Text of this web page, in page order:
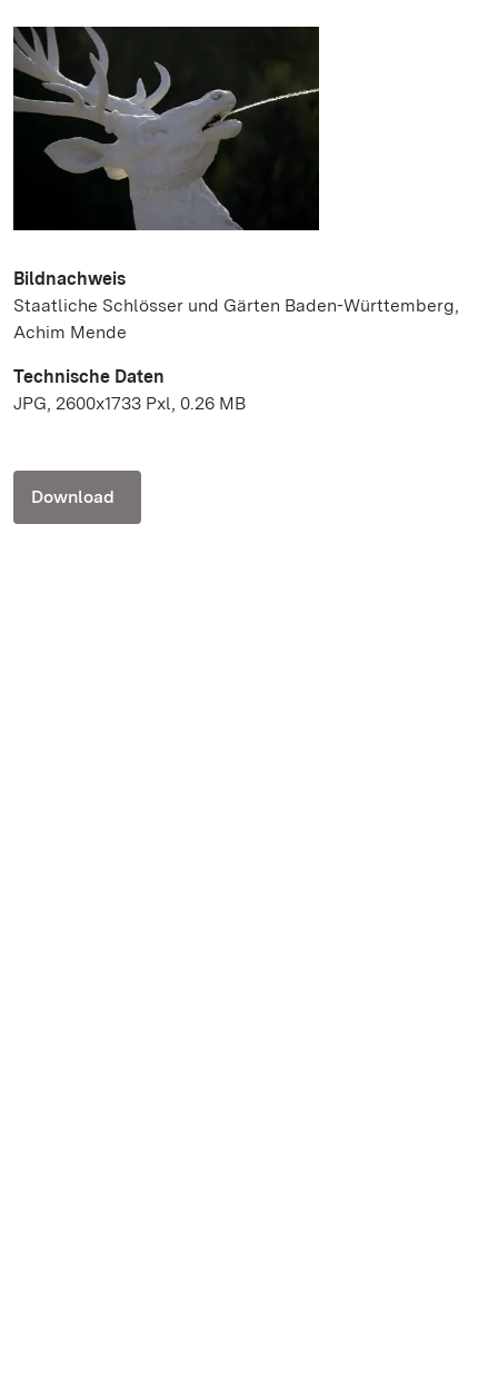
Bildnachweis
Staatliche Schlösser und Gärten Baden-Württemberg,
Achim Mende
Technische Daten
JPG, 2600x1733 Pxl, 0.26 MB
Download